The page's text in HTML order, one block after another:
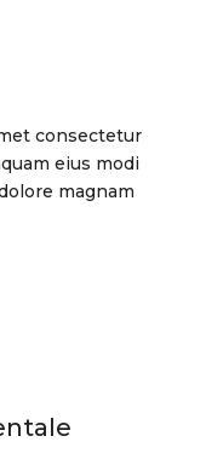
consectetur
eius modi
magnam